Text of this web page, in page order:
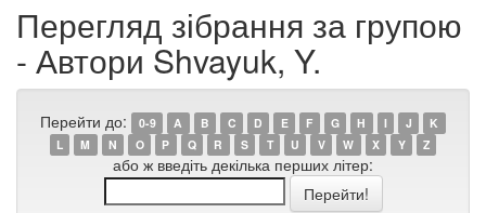
Перегляд зібрання за групою
- Автори Shvayuk, Y.
Перейти до: 0-9 A B C D E F G H I J
K
L
M N O P Q R S T U V W X Y Z
або ж введіть декілька перших літер: